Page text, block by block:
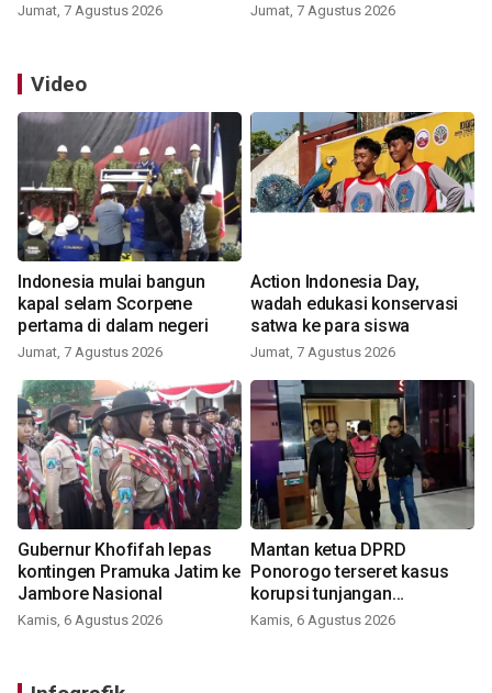
Jumat, 7 Agustus 2026 Jumat, 7 Agustus 2026
Video
Indonesia mulai bangun
kapal selam Scorpene
pertama di dalam negeri
Jumat, 7 Agustus 2026
Action Indonesia Day,
wadah edukasi konservasi
satwa ke para siswa
Jumat, 7 Agustus 2026
Gubernur Khofifah lepas
kontingen Pramuka Jatim ke
Jambore Nasional
Kamis, 6 Agustus 2026
Mantan ketua DPRD
Ponorogo terseret kasus
korupsi tunjangan
perumahan
Kamis, 6 Agustus 2026